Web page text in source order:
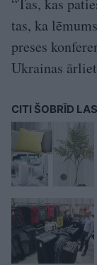
“Tas, kas
tas, ka
preses
Ukrainas
CITI ŠOBRĪD